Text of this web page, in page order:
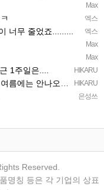
Max
엑스
엑스
너무 줄었죠.........
Max
Max
HIKARU
1주일은....
HIKARU
는 것 같은.....ㅎ ㅎ)
은성쓰
Reserved.
명칭 등은 각 기업의 상표